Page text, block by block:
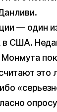
— один
США.
это